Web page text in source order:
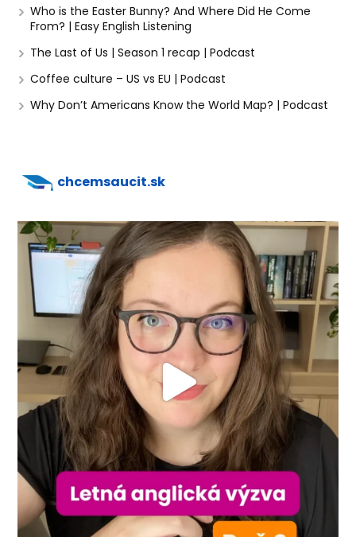
Who is the Easter Bunny? And Where Did He Come
From? | Easy English Listening
The Last of Us | Season 1 recap | Podcast
Coffee culture – US vs EU | Podcast
Why Don’t Americans Know the World Map? | Podcast
chcemsaucit.sk